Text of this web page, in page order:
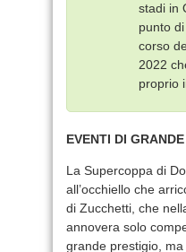
stadi in
punto
corso
2022
proprio
EVENTI DI
La Supercoppa di
all’occhiello che
di Zucchetti, che
annovera solo
grande prestigio,